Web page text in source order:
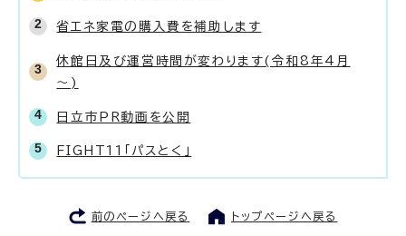
省エネ家電の購入費を補助します
休館日及び運営時間が変わります(令和8年4月
～)
日立市PR動画を公開
FIGHT11「パスとく」
前のページへ戻る トップページへ戻る